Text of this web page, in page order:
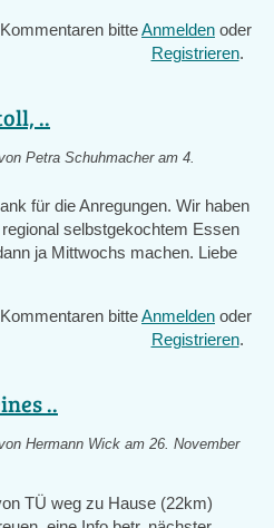
bitteAnmelden oder
Registrieren.
..
Petra Schuhmacheram 4.
für die Anregungen. Wir haben
selbstgekochtem Essen
ja Mittwochs machen. Liebe
bitteAnmelden oder
Registrieren.
..
Hermann Wick am 26. November
TÜ weg zu Hause (22km)